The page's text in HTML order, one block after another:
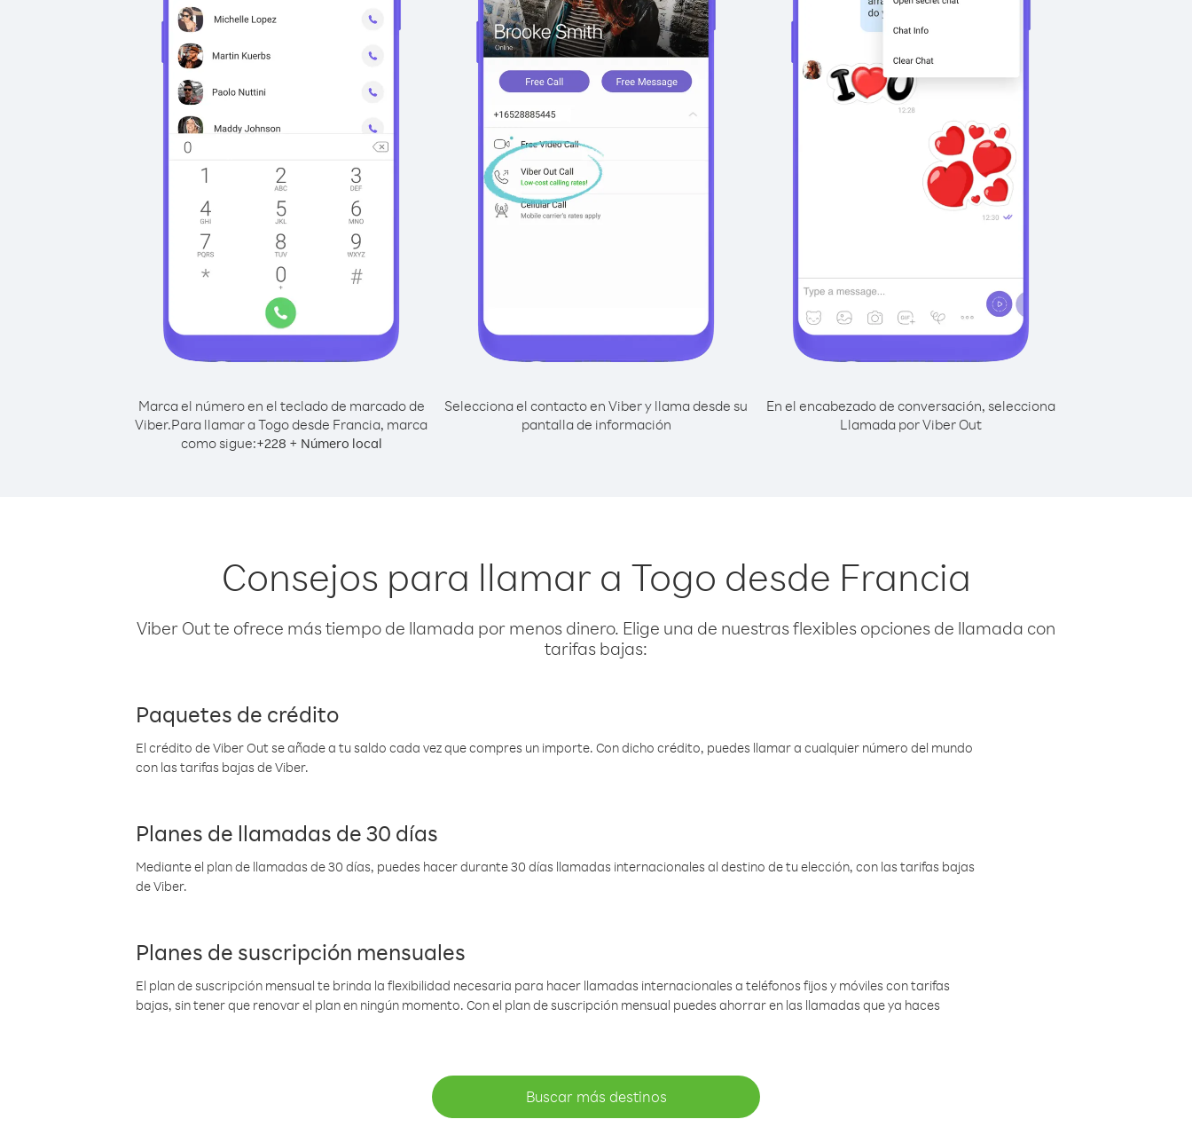
Marca el número en el teclado de marcado de
Viber.Para llamar a Togo desde Francia, marca
como sigue:+228 + Número local
Selecciona el contacto en Viber y llama desde su
pantalla de información
En el encabezado de conversación, selecciona
Llamada por Viber Out
Consejos para llamar a Togo desde Francia
Viber Out te ofrece más tiempo de llamada por menos dinero. Elige una de nuestras flexibles opciones de llamada con
tarifas bajas:
Paquetes de crédito
El crédito de Viber Out se añade a tu saldo cada vez que compres un importe. Con dicho crédito, puedes llamar a cualquier número del mundo
con las tarifas bajas de Viber.
Planes de llamadas de 30 días
Mediante el plan de llamadas de 30 días, puedes hacer durante 30 días llamadas internacionales al destino de tu elección, con las tarifas bajas
de Viber.
Planes de suscripción mensuales
El plan de suscripción mensual te brinda la flexibilidad necesaria para hacer llamadas internacionales a teléfonos fijos y móviles con tarifas
bajas, sin tener que renovar el plan en ningún momento. Con el plan de suscripción mensual puedes ahorrar en las llamadas que ya haces
Buscar más destinos